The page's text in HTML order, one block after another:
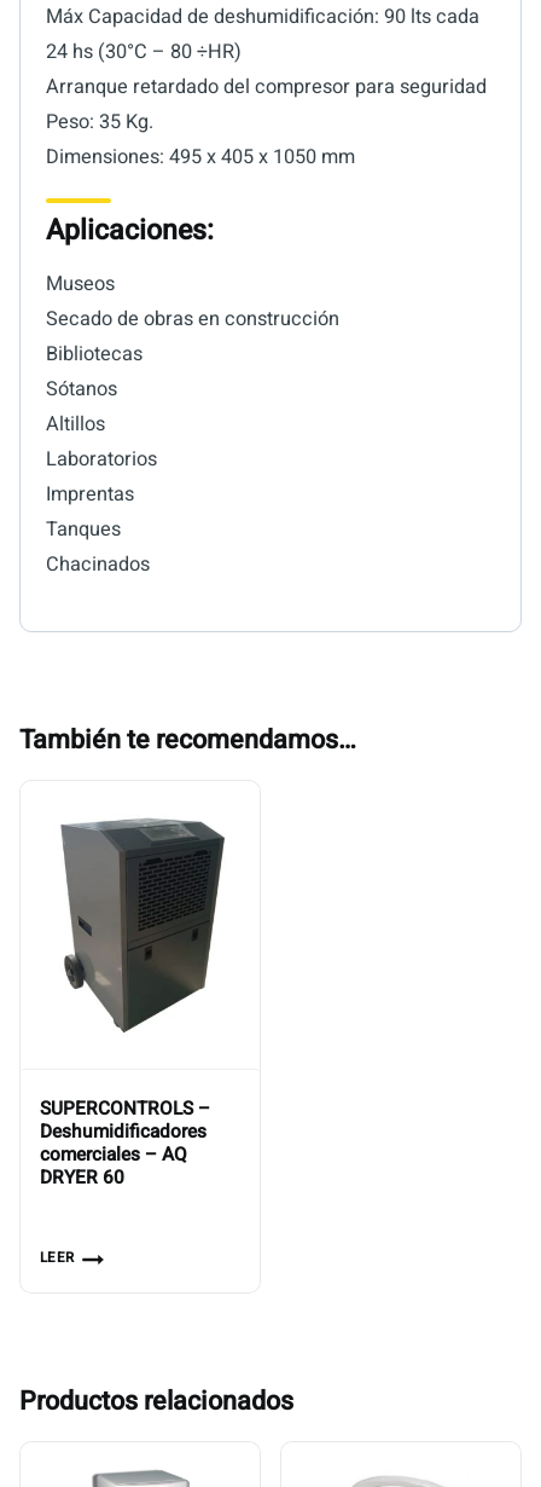
Máx Capacidad de deshumidificación: 90 lts cada
24 hs (30°C – 80 ÷HR)
Arranque retardado del compresor para seguridad
Peso: 35 Kg.
Dimensiones: 495 x 405 x 1050 mm
Aplicaciones:
Museos
Secado de obras en construcción
Bibliotecas
Sótanos
Altillos
Laboratorios
Imprentas
Tanques
Chacinados
También te recomendamos…
SUPERCONTROLS –
Deshumidificadores
comerciales – AQ
DRYER 60
LEER
Productos relacionados